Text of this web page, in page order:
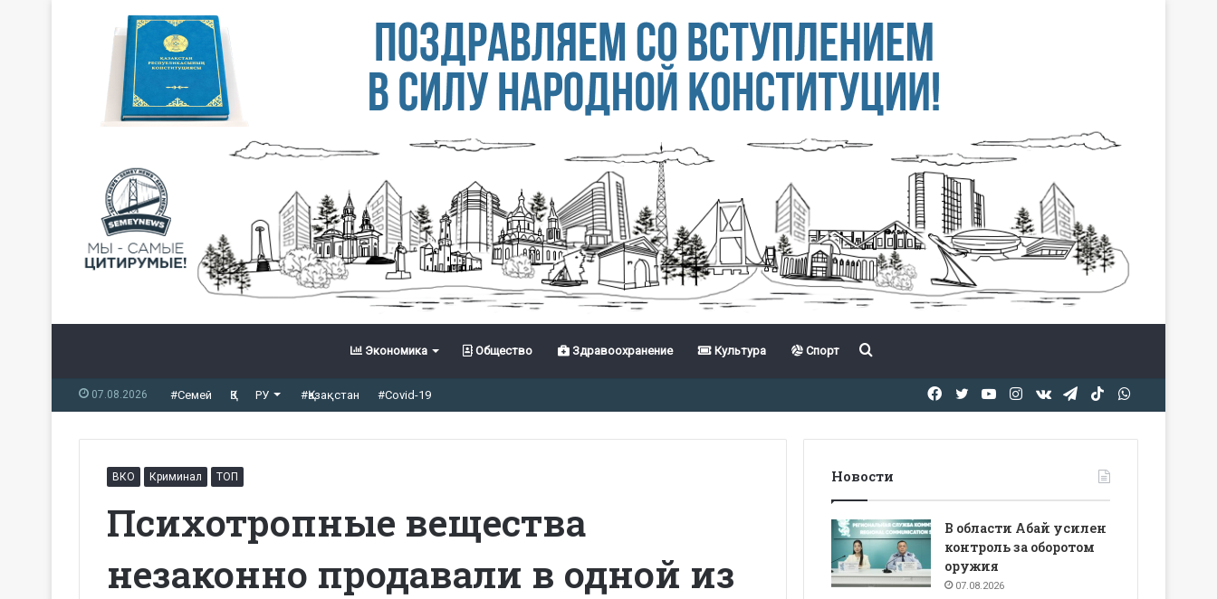
Экономика Общество Здравоохранение Культура Спорт Іздеу
07.08.2026 #Семей ҚЗ РУ #Қазақстан #Covid-19 TikTok
Telegram
vk.com
Instagram
YouTube
Twitter
Facebook
ВКО Криминал ТОП
Психотропные вещества
незаконно продавали в одной из
Новости
В области Абай усилен
контроль за оборотом
оружия
07.08.2026